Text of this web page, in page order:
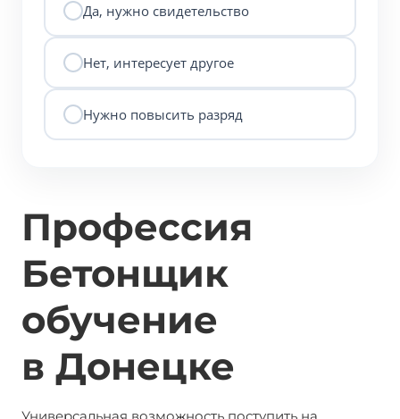
Да, нужно свидетельство
Нет, интересует другое
Нужно повысить разряд
Профессия
Бетонщик
обучение
в Донецке